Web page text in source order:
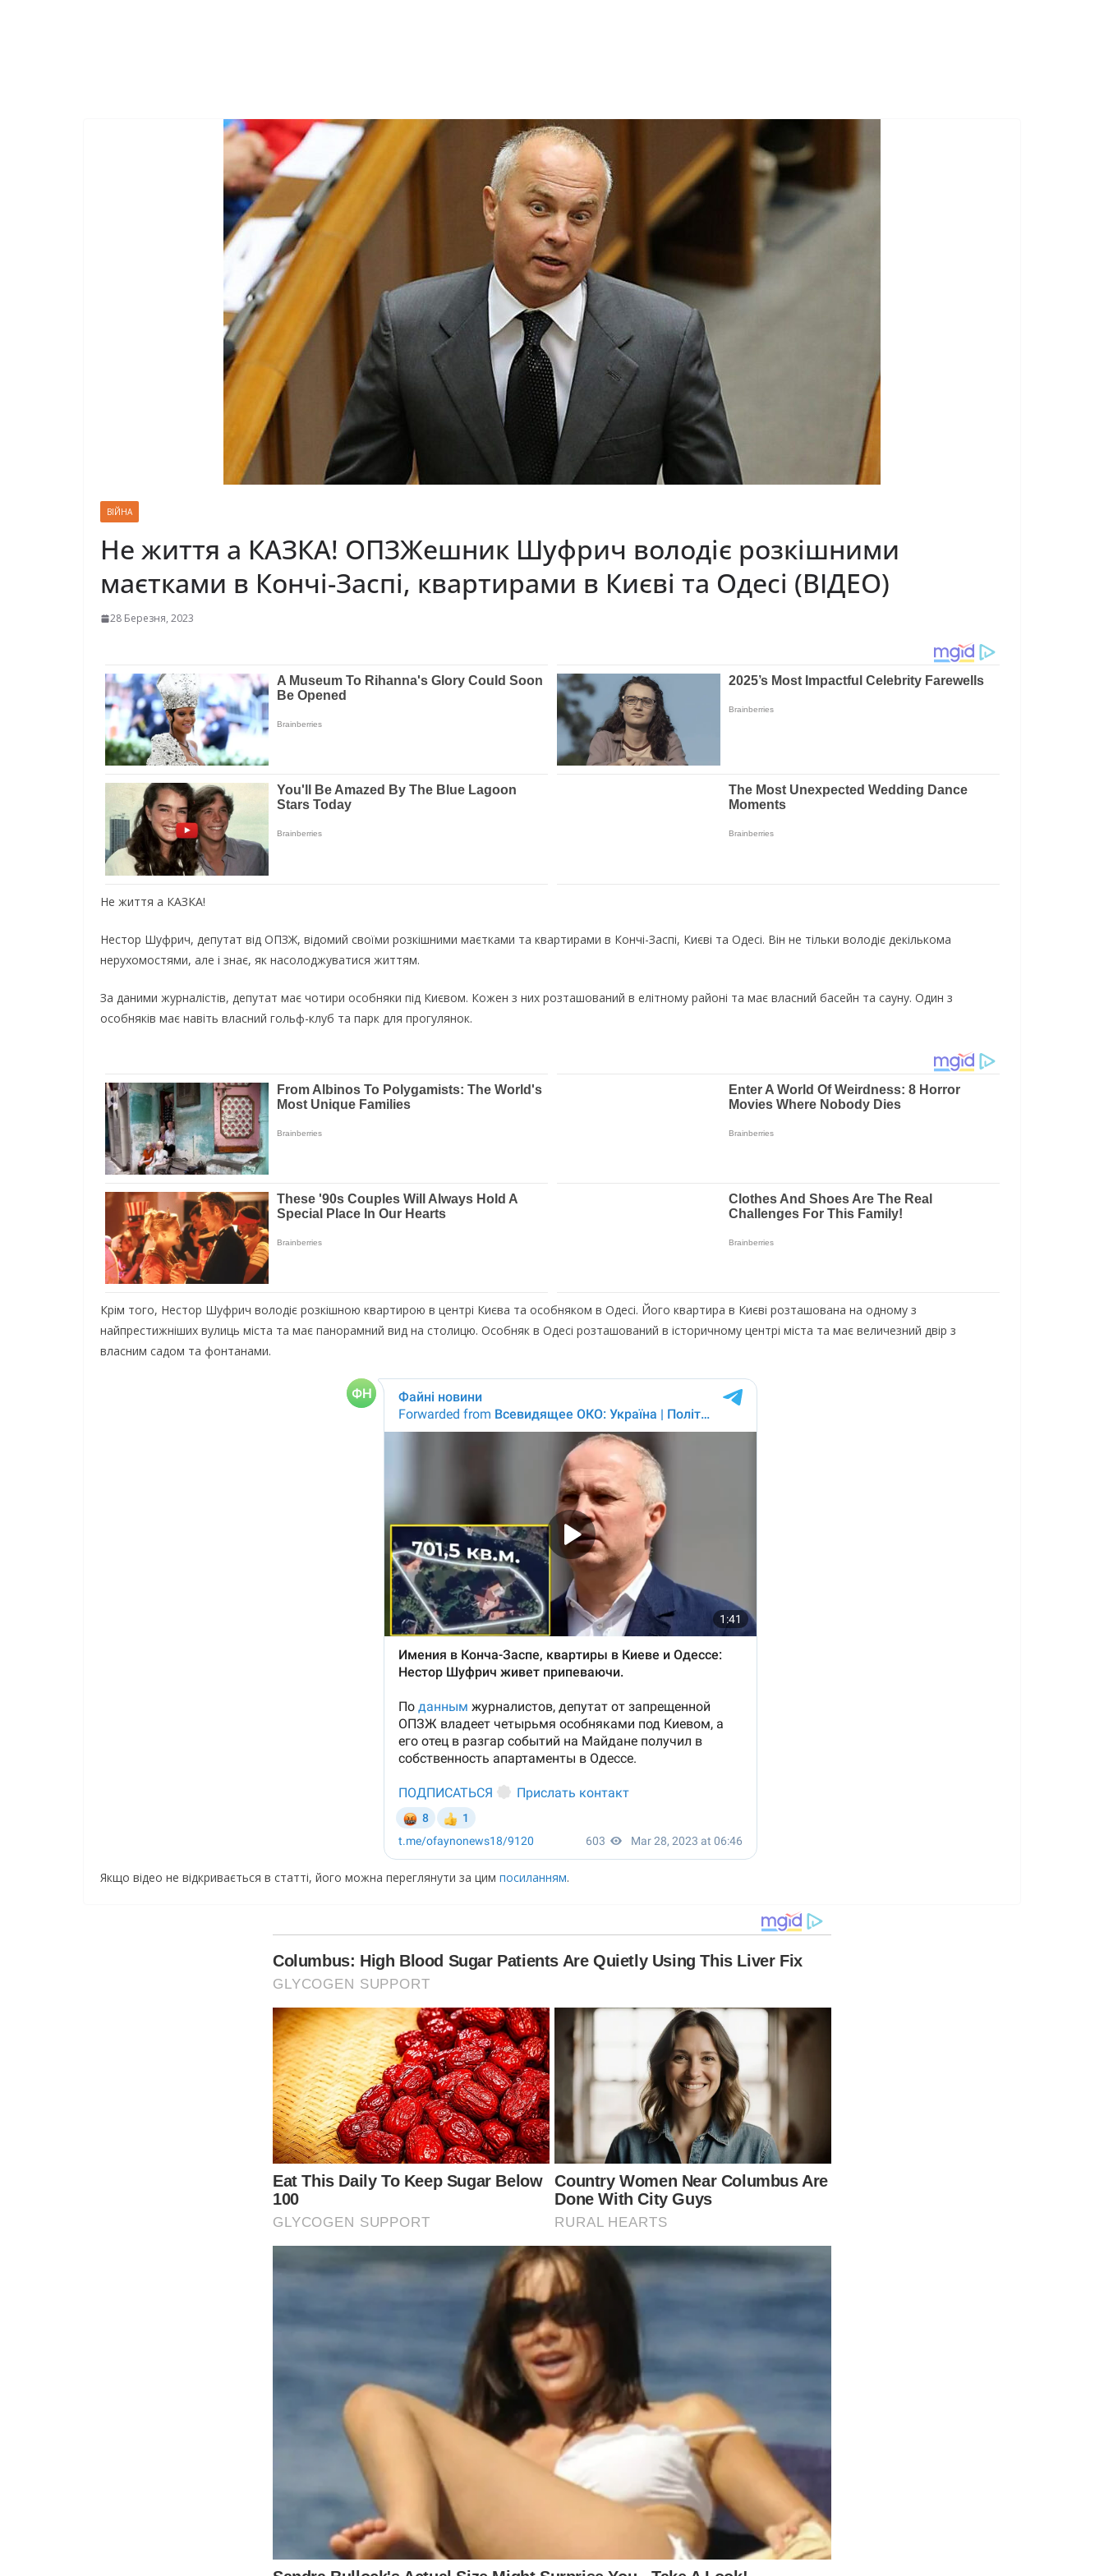
ВІЙНА
Не життя а КАЗКА! ОПЗЖешник Шуфрич володіє розкішними
маєтками в Кончі-Заспі, квартирами в Києві та Одесі (ВІДЕО)
28 Березня, 2023
Не життя а КАЗКА!
Нестор Шуфрич, депутат від ОПЗЖ, відомий своїми розкішними маєтками та квартирами в Кончі-Заспі, Києві та Одесі. Він не тільки володіє декількома
нерухомостями, але і знає, як насолоджуватися життям.
За даними журналістів, депутат має чотири особняки під Києвом. Кожен з них розташований в елітному районі та має власний басейн та сауну. Один з
особняків має навіть власний гольф-клуб та парк для прогулянок.
Крім того, Нестор Шуфрич володіє розкішною квартирою в центрі Києва та особняком в Одесі. Його квартира в Києві розташована на одному з
найпрестижніших вулиць міста та має панорамний вид на столицю. Особняк в Одесі розташований в історичному центрі міста та має величезний двір з
власним садом та фонтанами.
Якщо відео не відкривається в статті, його можна переглянути за цим посиланням.